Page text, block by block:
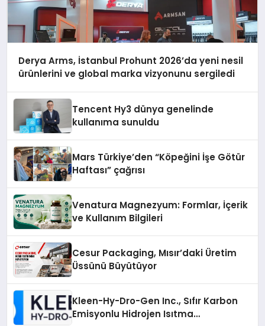
Derya Arms, İstanbul Prohunt 2026’da yeni nesil
ürünlerini ve global marka vizyonunu sergiledi
Tencent Hy3 dünya genelinde
kullanıma sunuldu
Mars Türkiye’den “Köpeğini İşe Götür
Haftası” çağrısı
Venatura Magnezyum: Formlar, İçerik
ve Kullanım Bilgileri
Cesur Packaging, Mısır’daki Üretim
Üssünü Büyütüyor
Kleen-Hy-Dro-Gen Inc., Sıfır Karbon
Emisyonlu Hidrojen Isıtma